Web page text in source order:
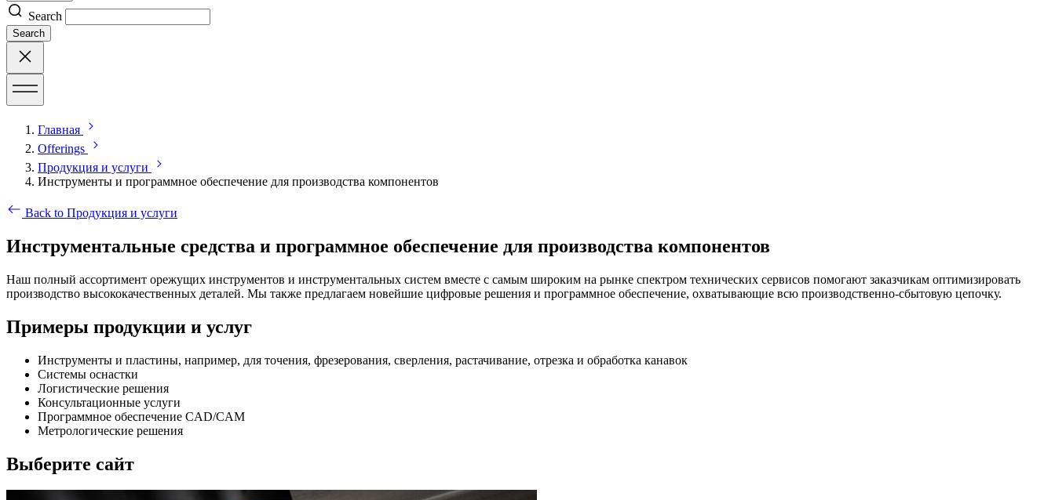
Search
Search
Главная
Offerings
Продукция и услуги
Инструменты и программное обеспечение для производства компонентов
Back to Продукция и услуги
Инструментальные средства и программное обеспечение для производства компонентов
Наш полный ассортимент орежущих инструментов и инструментальных систем вместе с самым широким на рынке спектром технических сервисов помогают заказчикам оптимизировать
производство высококачественных деталей. Мы также предлагаем новейшие цифровые решения и программное обеспечение, охватывающие всю производственно-сбытовую цепочку.
Примеры продукции и услуг
Инструменты и пластины, например, для точения, фрезерования, сверления, pастачивание, отрезка и обработка канавок
Системы оснастки
Логистические решения
Консультационные услуги
Программное обеспечение CAD/CAM
Метрологические решения
Выберите сайт